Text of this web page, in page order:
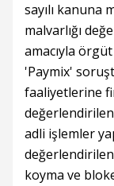
sayılı kanuna
malvarlığı
amacıyla
'Paymix'
faaliyetlerine
adli işlemler
değerlendirilen
koyma ve